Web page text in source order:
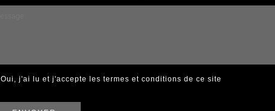
Oui, j'ai lu et j'accepteles termes et conditions de ce site